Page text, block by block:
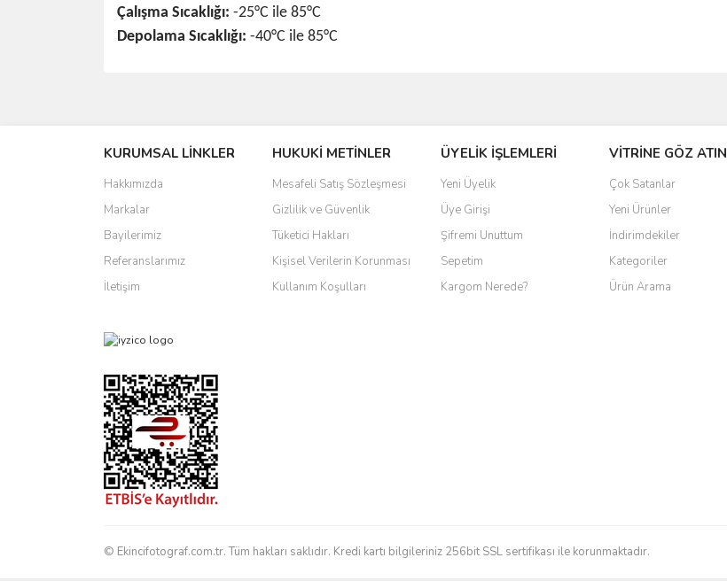
Çalışma Sıcaklığı: -25°C ile 85°C
Depolama Sıcaklığı: -40°C ile 85°C
Ürün resmi kalitesiz, bozuk veya görüntülenemiyor.
Ürün açıklamasında eksik bilgiler bulunuyor.
Ürün bilgilerinde hatalar bulunuyor.
Ürün fiyatı diğer sitelerden daha pahalı.
Bu ürüne benzer farklı alternatifler olmalı.
KURUMSAL LİNKLER
Hakkımızda
Markalar
Bayilerimiz
Referanslarımız
İletişim
HUKUKİ METİNLER
Mesafeli Satış Sözleşmesi
Gizlilik ve Güvenlik
Tüketici Hakları
Kişisel Verilerin Korunması
Kullanım Koşulları
ÜYELİK İŞLEMLERİ
Yeni Üyelik
Üye Girişi
Şifremi Unuttum
Sepetim
Kargom Nerede?
VİTRİNE GÖZ ATIN
Çok Satanlar
Yeni Ürünler
İndirimdekiler
Kategoriler
Ürün Arama
© Ekincifotograf.com.tr. Tüm hakları saklıdır. Kredi kartı bilgileriniz 256bit SSL sertifikası ile korunmaktadır.